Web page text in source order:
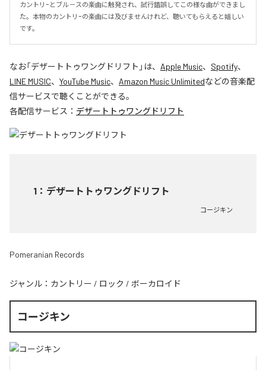
カントリｰとブル－スの楽曲に触発され、試行錯誤してこの様な曲ができまし
た。本物のカントリｰの楽曲には及びませんけれど、聴いてもらえると嬉しい
です。
なお「デザートトゥワングドリフト 」は、 Apple Music、 Spotify、
LINE MUSIC、 YouTube Music、 Amazon Music Unlimitedなどの音楽配
信サービスで聴くことができる。
各配信サービス： デザートトゥワングドリフト
1 ： デザートトゥワングドリフト
コージキン
Pomeranian Records
ジャンル： カントリー / ロック / ボーカロイド
コージキン